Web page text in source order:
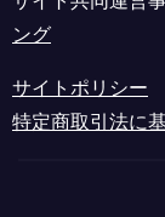
ング
サイトポリシー
特定商取引法に